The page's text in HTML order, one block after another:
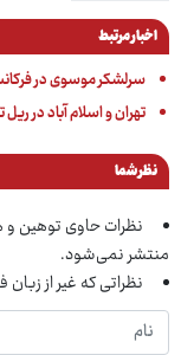
اخبار مرتبط
سرلشکر موسوی در
تهران و اسلام آباد در
نظر شما
نظرات حاوی توهین
منتشر نمی‌شود.
نظراتی که غیر از